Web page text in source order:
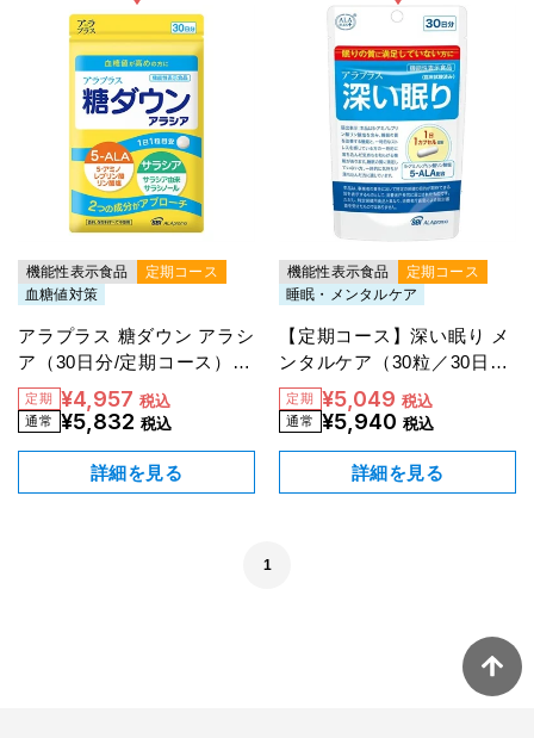
機能性表示食品
定期コース
血糖値対策
アラプラス 糖ダウン アラシ
ア（30日分/定期コース）
【15％OFF】
¥4,957 税込
¥5,832 税込
詳細を見る
機能性表示食品
定期コース
睡眠・メンタルケア
【定期コース】深い眠り メ
ンタルケア（30粒／30日
分） ¥5,049 税込
¥5,940 税込
詳細を見る
1